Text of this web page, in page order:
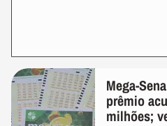
Mega-
prêmio
milhões;